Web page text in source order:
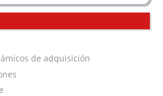
de adquisición